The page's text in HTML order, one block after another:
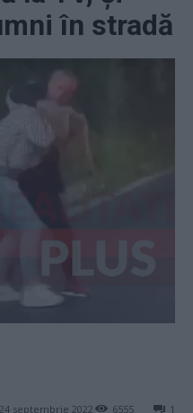
în stradă
septembrie 2022 1
6555